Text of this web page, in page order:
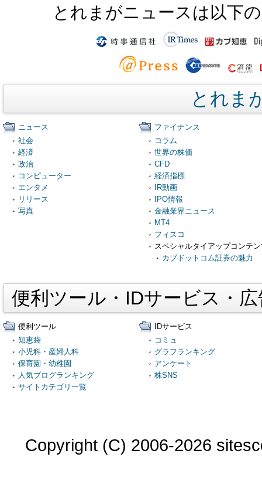
とれまがニュースは以下
とれま
ニュース
社会
経済
政治
コンピューター
エンタメ
リリース
写真
ファイナンス
コラム
世界の株価
CFD
経済指標
IR動画
IPO情報
金融業界ニュース
MT4
フィスコ
スペシャルタイアップコンテ
カブドットコム証券の魅力
便利ツール・IDサービス・
便利ツール
知恵袋
小児科・産婦人科
保育園・幼稚園
人気ブログランキング
サイトカテゴリ一覧
IDサービス
コミュ
グラフランキング
アンケート
株SNS
Copyright (C) 2006-2026